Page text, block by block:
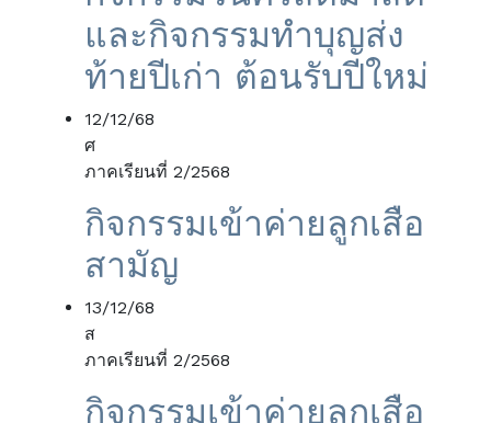
และกิจกรรมทำบุญส่ง
ท้ายปีเก่า ต้อนรับปีใหม่
12/12/68
ศ
ภาคเรียนที่ 2/2568
กิจกรรมเข้าค่ายลูกเสือ
สามัญ
13/12/68
ส
ภาคเรียนที่ 2/2568
กิจกรรมเข้าค่ายลูกเสือ